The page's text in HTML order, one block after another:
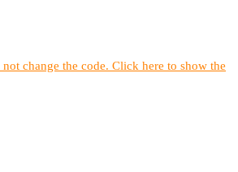
change the code. Click here to show the